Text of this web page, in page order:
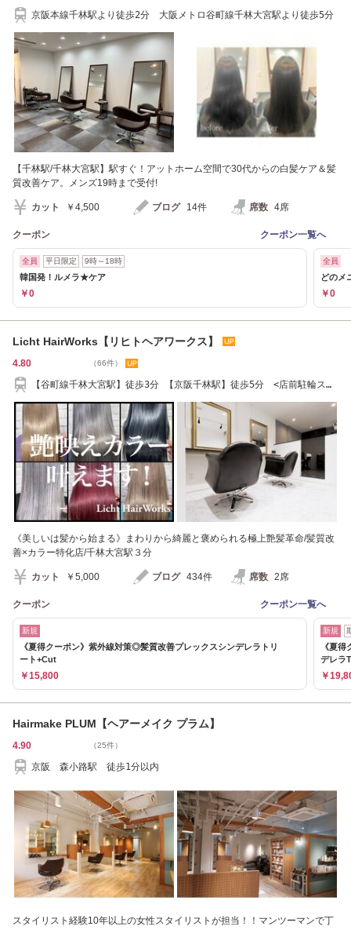
京阪本線千林駅より徒歩2分 大阪メトロ谷町線千林大宮駅より徒歩5分
【千林駅/千林大宮駅】駅すぐ！アットホーム空間で30代からの白髪ケア＆髪
質改善ケア。メンズ19時まで受付!
カット ￥4,500 ブログ 14件 席数 4席
クーポン クーポン一覧へ
全員 平日限定 9時～18時
韓国発！ルメラ★ケア
￥0
全員
どのメ
￥0
Licht HairWorks【リヒトヘアワークス】
4.80 （66件）
【谷町線千林大宮駅】徒歩3分 【京阪千林駅】徒歩5分 <店前駐輪スペ
《美しいは髪から始まる》まわりから綺麗と褒められる極上艶髪革命/髪質改
善×カラー特化店/千林大宮駅３分
カット ￥5,000 ブログ 434件 席数 2席
クーポン クーポン一覧へ
新規
《夏得クーポン》紫外線対策◎髪質改善プレックスシンデレラトリ
ート+Cut
￥15,800
新規
《夏
デレラ
￥
Hairmake PLUM【ヘアーメイク プラム】
4.90 （25件）
京阪 森小路駅 徒歩1分以内
スタイリスト経験10年以上の女性スタイリストが担当！！マンツーマンで丁